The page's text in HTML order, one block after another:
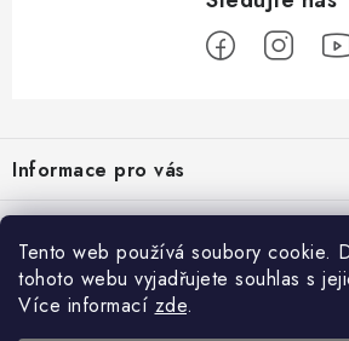
Tento web používá soubory cookie.
tohoto webu vyjadřujete souhlas s
Více informací zde.
p
a
Informace pro vás
Obchodní podmínky
Podmínky ochrany osobních údajů
Odstoupení od kupní smlouvy
Přihlášení
E-mail